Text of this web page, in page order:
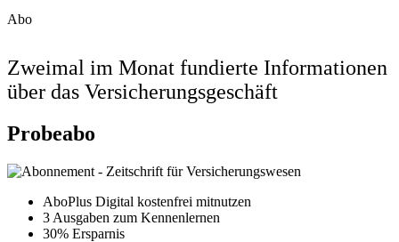
Abo
Zweimal im Monat fundierte Informationen
über das Versicherungsgeschäft
Probeabo
AboPlus Digital kostenfrei mitnutzen
3 Ausgaben zum Kennenlernen
30% Ersparnis